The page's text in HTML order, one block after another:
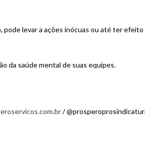
pode levar a ações inócuas ou até ter efeito
da saúde mental de suas equipes.
/